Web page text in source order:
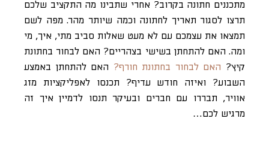
מתכננים חתונה בקרוב? אחרי שתבינו מה התקציב שלכם
תרצו לסגור תאריך לחתונה וכמה שיותר מהר. מפה לשם
תמצאו את עצמכם עם לא מעט שאלות סביב מתי, איך, מי
ומה. האם להתחתן בשישי בצהריים? האם לבחור בחתונת
קיץ?
האם לבחור בחתונת חורף? האם להתחתן באמצע
השבוע? ואיזה חודש עדיף? תכנסו לאפליקציות מזג
אוויר, תבררו עם חברים ובעיקר תנסו לדמיין איך זה
מרגיש לכם…